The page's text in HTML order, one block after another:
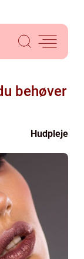
behøver
Hudpleje